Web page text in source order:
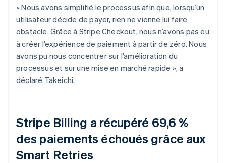
« Nous avons simplifié le processus afin que, lorsqu’un
utilisateur décide de payer, rien ne vienne lui faire
obstacle. Grâce à Stripe Checkout, nous n’avons pas eu
à créer l’expérience de paiement à partir de zéro. Nous
avons pu nous concentrer sur l’amélioration du
processus et sur une mise en marché rapide », a
déclaré Takeichi.
Stripe Billing a récupéré 69,6 %
des paiements échoués grâce aux
Smart Retries